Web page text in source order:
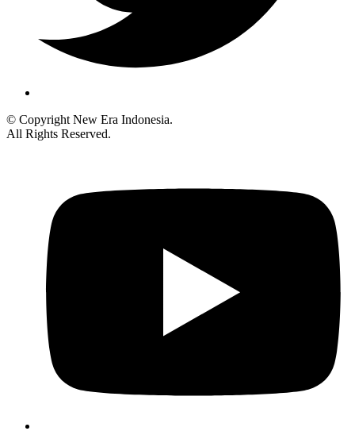
© Copyright New Era Indonesia.
All Rights Reserved.